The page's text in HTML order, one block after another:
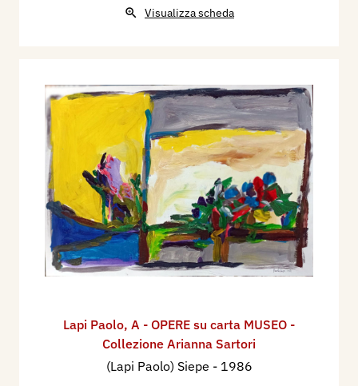
Visualizza scheda
Lapi Paolo, A - OPERE su carta MUSEO -
Collezione Arianna Sartori
(Lapi Paolo) Siepe - 1986